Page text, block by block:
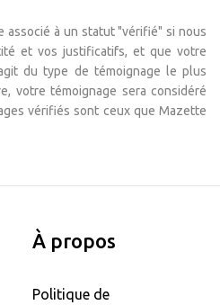
associé à un statut "vérifié" si nous
et vos justificatifs, et que votre
du type de témoignage le plus
votre témoignage sera considéré
vérifiés sont ceux que Mazette
À propos
Politique de